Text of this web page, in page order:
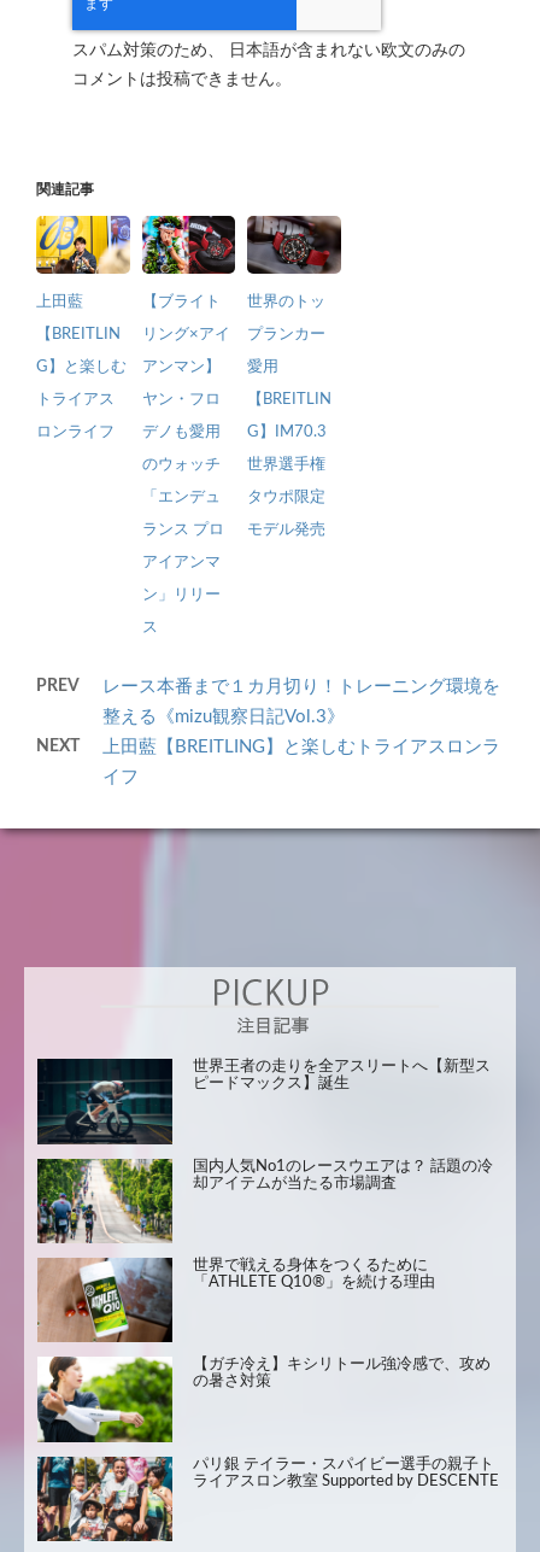
スパム対策のため、 日本語が含まれない欧文のみの
コメントは投稿できません。
関連記事
上田藍
【BREITLIN
G】と楽しむ
トライアス
ロンライフ
【ブライト
リング×アイ
アンマン】
ヤン・フロ
デノも愛用
のウォッチ
「エンデュ
ランス プロ
アイアンマ
ン」リリー
ス
世界のトッ
プランカー
愛用
【BREITLIN
G】IM70.3
世界選手権
タウポ限定
モデル発売
PREV
レース本番まで１カ月切り！トレーニング環境を
整える《mizu観察日記Vol.3》
NEXT
上田藍【BREITLING】と楽しむトライアスロンラ
イフ
世界王者の走りを全アスリートへ【新型ス
ピードマックス】誕生
国内人気No1のレースウエアは？ 話題の冷
却アイテムが当たる市場調査
世界で戦える身体をつくるために
「ATHLETE Q10®」を続ける理由
【ガチ冷え】キシリトール強冷感で、攻め
の暑さ対策
パリ銀 テイラー・スパイビー選手の親子ト
ライアスロン教室 Supported by DESCENTE